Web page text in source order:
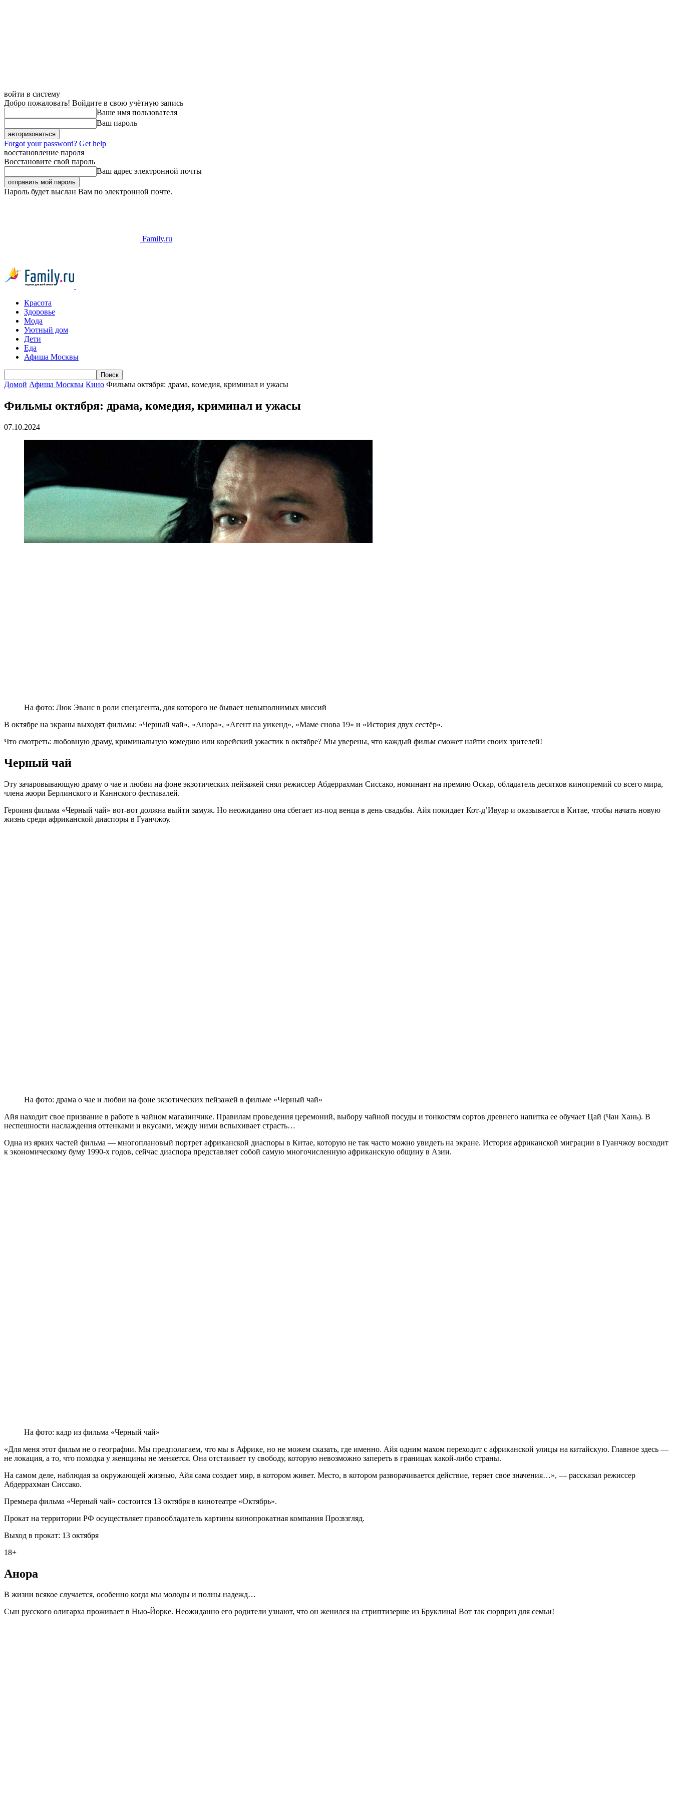
войти в систему
Добро пожаловать! Войдите в свою учётную запись
Ваше имя пользователя
Ваш пароль
Forgot your password? Get help
восстановление пароля
Восстановите свой пароль
Ваш адрес электронной почты
Пароль будет выслан Вам по электронной почте.
Family.ru
Красота
Здоровье
Мода
Уютный дом
Дети
Еда
Афиша Москвы
Домой Афиша Москвы Кино Фильмы октября: драма, комедия, криминал и ужасы
Фильмы октября: драма, комедия, криминал и ужасы
07.10.2024
На фото: Люк Эванс в роли спецагента, для которого не бывает невыполнимых миссий
В октябре на экраны выходят фильмы: «Черный чай», «Анора», «Агент на уикенд», «Маме снова 19» и «История двух сестёр».
Что смотреть: любовную драму, криминальную комедию или корейский ужастик в октябре? Мы уверены, что каждый фильм сможет найти своих зрителей!
Черный чай
Эту зачаровывающую драму о чае и любви на фоне экзотических пейзажей снял режиссер Абдеррахман Сиссако, номинант на премию Оскар, обладатель десятков кинопремий со всего мира,
члена жюри Берлинского и Каннского фестивалей.
Героиня фильма «Черный чай» вот-вот должна выйти замуж. Но неожиданно она сбегает из-под венца в день свадьбы. Айя покидает Кот-д’Ивуар и оказывается в Китае, чтобы начать новую
жизнь среди африканской диаспоры в Гуанчжоу.
На фото: драма о чае и любви на фоне экзотических пейзажей в фильме «Черный чай»
Айя находит свое призвание в работе в чайном магазинчике. Правилам проведения церемоний, выбору чайной посуды и тонкостям сортов древнего напитка ее обучает Цай (Чан Хань). В
неспешности наслаждения оттенками и вкусами, между ними вспыхивает страсть…
Одна из ярких частей фильма — многоплановый портрет африканской диаспоры в Китае, которую не так часто можно увидеть на экране. История африканской миграции в Гуанчжоу восходит
к экономическому буму 1990-х годов, сейчас диаспора представляет собой самую многочисленную африканскую общину в Азии.
На фото: кадр из фильма «Черный чай»
«Для меня этот фильм не о географии. Мы предполагаем, что мы в Африке, но не можем сказать, где именно. Айя одним махом переходит с африканской улицы на китайскую. Главное здесь —
не локация, а то, что походка у женщины не меняется. Она отстаивает ту свободу, которую невозможно запереть в границах какой-либо страны.
На самом деле, наблюдая за окружающей жизнью, Айя сама создает мир, в котором живет. Место, в котором разворачивается действие, теряет свое значения…», — рассказал режиссер
Абдеррахман Сиссако.
Премьера фильма «Черный чай» состоится 13 октября в кинотеатре «Октябрь».
Прокат на территории РФ осуществляет правообладатель картины кинопрокатная компания Про:взгляд.
Выход в прокат: 13 октября
18+
Анора
В жизни всякое случается, особенно когда мы молоды и полны надежд…
Сын русского олигарха проживает в Нью-Йорке. Неожиданно его родители узнают, что он женился на стриптизерше из Бруклина! Вот так сюрприз для семьи!